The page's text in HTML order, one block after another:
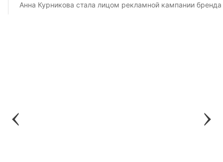
Анна Курникова стала лицом рекламной кампании бренда